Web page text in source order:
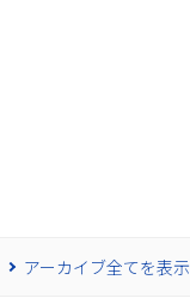
アーカイブ全てを表示